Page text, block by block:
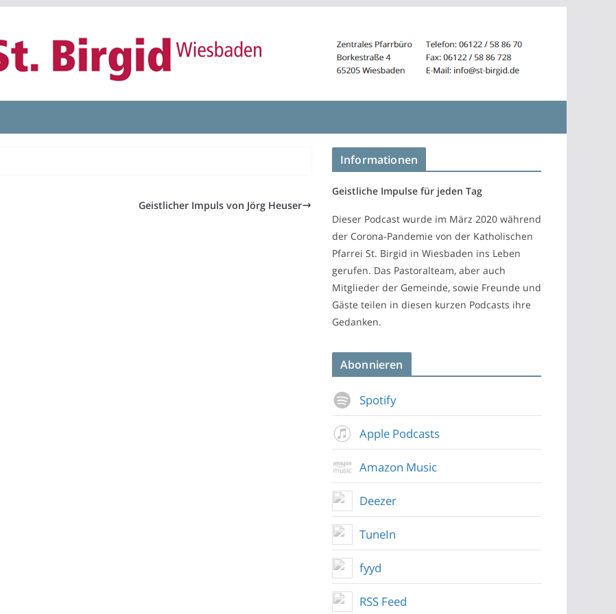
Geistlicher Impuls von Jörg Heuser
Informationen
Geistliche Impulse für jeden Tag
Dieser Podcast wurde im März 2020 während
der Corona-Pandemie von der Katholischen
Pfarrei St. Birgid in Wiesbaden ins Leben
gerufen. Das Pastoralteam, aber auch
Mitglieder der Gemeinde, sowie Freunde und
Gäste teilen in diesen kurzen Podcasts ihre
Gedanken.
Abonnieren
Spotify
Apple Podcasts
Amazon Music
Deezer
TuneIn
fyyd
RSS Feed